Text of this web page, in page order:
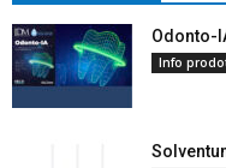
Odonto-
Info